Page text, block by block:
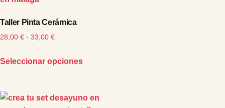
Taller Pinta Cerámica
28,00 € - 33,00 €
Seleccionar opciones